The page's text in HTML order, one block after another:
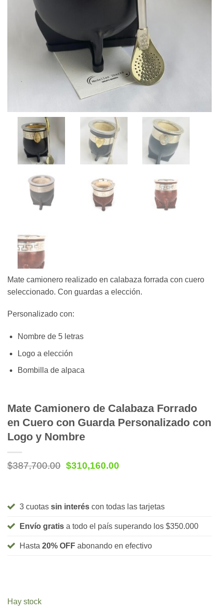
Mate camionero realizado en calabaza forrada con cuero
seleccionado. Con guardas a elección.
Personalizado con:
Nombre de 5 letras
Logo a elección
Bombilla de alpaca
Mate Camionero de Calabaza Forrado
en Cuero con Guarda Personalizado con
Logo y Nombre
$387,700.00 Original
$310,160.00Current
3 cuotas sin interés con todas las tarjetas
Envío gratis a todo el país superando los $350.000
Hasta 20% OFF abonando en efectivo
Hay stock